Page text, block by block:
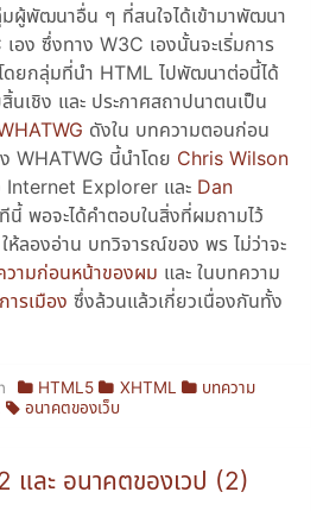
มผู้พัฒนาอื่น ๆ ที่สนใจได้เข้ามาพัฒนา
อง ซึ่งทาง W3C เองนั้นจะเริ่มการ
ยกลุ่มที่นำ HTML ไปพัฒนาต่อนี้ได้
เชิง และ ประกาศสถาปนาตนเป็น
ดังใน บทความตอนก่อน
WHATWG นี้นำโดย Chris Wilson
Explorer และ Dan
พอจะได้คำตอบในสิ่งที่ผมถามไว้
ห้ลองอ่าน บทวิจารณ์ของ พร ไม่ว่าจะ
วามก่อนหน้าของผม และ ในบทความ
รเมือง ซึ่งล้วนแล้วเกี่ยวเนื่องกันทั้ง
HTML5 XHTML
บทความ
อนาคตของเว็บ
และ อนาคตของเวป (2)